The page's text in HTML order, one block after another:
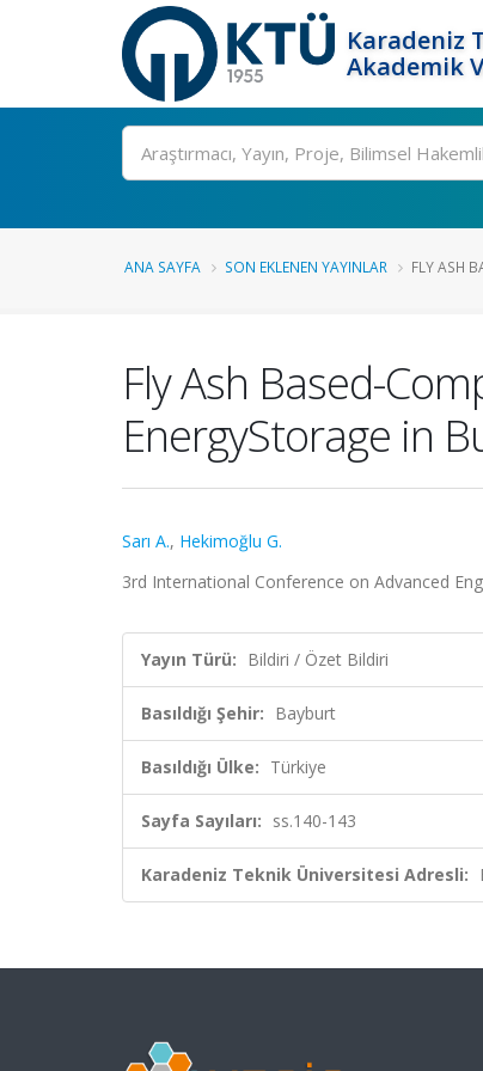
Karadeniz
Akademik
Ara
ANA SAYFA SON EKLENEN YAYINLAR FLY ASH
Fly Ash Based-
EnergyStorage in
Sarı A., Hekimoğlu G.
3rd International Conference on Advanced
Yayın Türü: Bildiri / Özet Bildiri
Basıldığı Şehir: Bayburt
Basıldığı Ülke: Türkiye
Sayfa Sayıları: ss.140-143
Karadeniz Teknik Üniversitesi Adresli: